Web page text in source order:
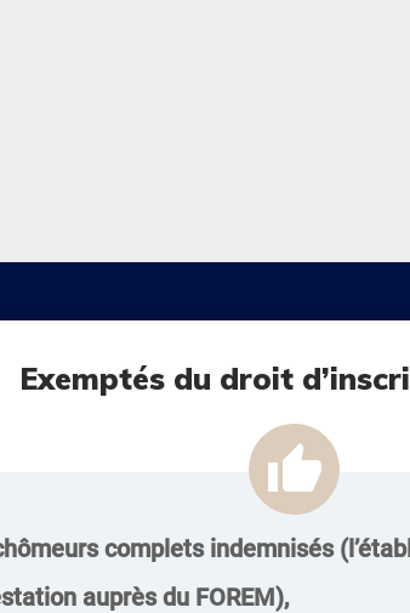
thumb_up
Exemptés du droit
complets indemnisés
auprès du FOREM),